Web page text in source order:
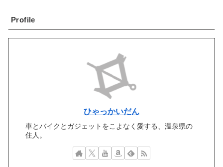
Profile
ひゃっかいだん
車とバイクとガジェットをこよなく愛する、温泉県の
住人。